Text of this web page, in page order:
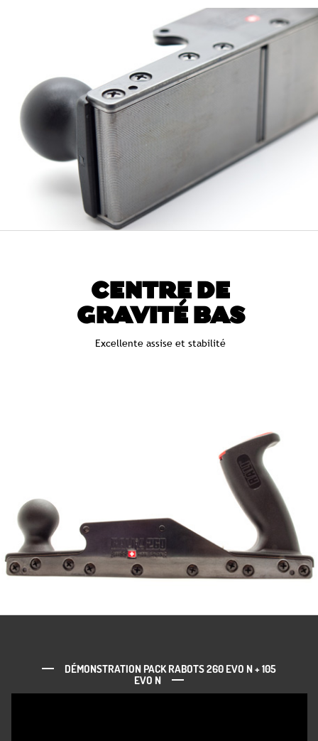
CENTRE DE
GRAVITÉ BAS
Excellente assise et stabilité
DÉMONSTRATION PACK RABOTS 260 EVO N + 105
EVO N